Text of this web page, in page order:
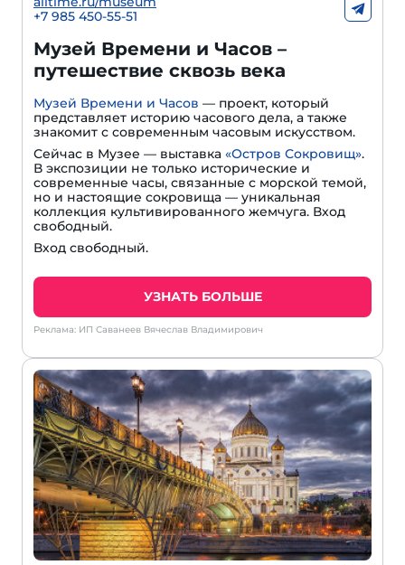
+7 985 450-55-51
Музей Времени и Часов –
путешествие сквозь века
Музей Времени и Часов — проект, который
представляет историю часового дела, а также
знакомит с современным часовым искусством.
Сейчас в Музее — выставка «Остров Сокровищ».
В экспозиции не только исторические и
современные часы, связанные с морской темой,
но и настоящие сокровища — уникальная
коллекция культивированного жемчуга. Вход
свободный.
Вход свободный.
УЗНАТЬ БОЛЬШЕ
Реклама: ИП Саванеев Вячеслав Владимирович